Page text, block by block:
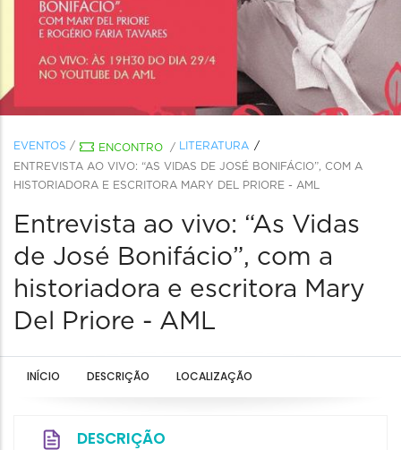
EVENTOS / ENCONTRO /
LITERATURA
ENTREVISTA AO VIVO: “AS VIDAS DE JOSÉ BONIFÁCIO”, COM A
HISTORIADORA E ESCRITORA MARY DEL PRIORE - AML
Entrevista ao vivo: “As Vidas
de José Bonifácio”, com a
historiadora e escritora Mary
Del Priore - AML
INÍCIO DESCRIÇÃO LOCALIZAÇÃO
DESCRIÇÃO